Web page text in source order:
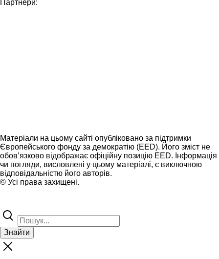
Партнери:
Матеріали на цьому сайті опубліковано за підтримки
Європейського фонду за демократію (EED). Його зміст не
обов’язково відображає офіційну позицію EED. Інформація
чи погляди, висловлені у цьому матеріалі, є виключною
відповідальністю його авторів.
© Усі права захищені.
Знайти